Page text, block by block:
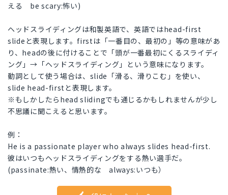
える be scary:怖い)
ヘッドスライディングは和製英語で、英語ではhead-first
slideと表現します。firstは「一番目の、最初の」等の意味があ
り、headの後に付けることで「頭が一番最初にくるスライディ
ング」→「ヘッドスライディング」という意味になります。
動詞として使う場合は、slide「滑る、滑りこむ」を使い、
slide head-firstと表現します。
※もしかしたらhead slidingでも通じるかもしれませんが少し
不思議に聞こえると思います。
例：
He is a passionate player who always slides head-first.
彼はいつもヘッドスライディングをする熱い選手だ。
(passinate:熱い、情熱的な always:いつも）